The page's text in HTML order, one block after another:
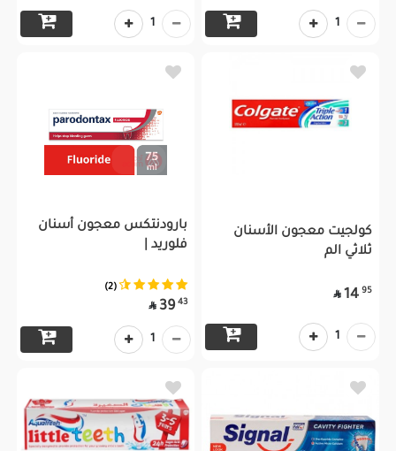
1
1
كولجيت معجون الأسنان
ثلاثي الم
95
14

1
بارودنتكس معجون أسنان
فلوريد |
(2)
43
39

1